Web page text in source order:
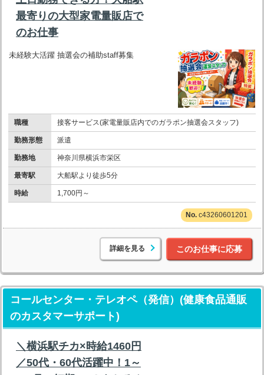
最寄りの大型家電量販店で
のお仕事
未経験大活躍 抽選会の補助staff募集
職種 接客サービス(家電量販店内でのガラポン抽選会スタッフ)
勤務形態 派遣
勤務地 神奈川県横浜市栄区
最寄駅 大船駅より徒歩5分
時給 1,700円～
c43260601201
詳細を見る このお仕事に応募
コールセンター・テレオペ（発信）(健康食品通販
のカスタマーサポート)
＼横浜駅チカ×時給1460円
／50代・60代活躍中！1～